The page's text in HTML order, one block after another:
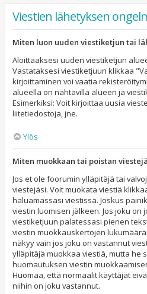
Viestien lähetyksen
Miten luon uuden viestiketjun tai
Aloittaaksesi uuden viestiketjun
Vastataksesi viestiketjuun klikkaa
kirjoittaminen voi vaatia
alueella on nähtävillä alueen ja
Esimerkiksi: Voit kirjoittaa uusia
liitetiedostoja, jne.
Ylös
Miten muokkaan tai poistan
Jos et ole foorumin ylläpitäjä tai
viestejäsi. Voit muokata viestiä
haluamassasi viestissä. Joskus
viestin luomisen jälkeen. Jos joku on
viestiketjuun palatessasi pienen
viestin muokkauskertojen
näkyy vain jos joku on vastannut
ylläpitäjä muokkaa viestiä, mutta he
huomautuksen viestin
Huomaa, että normaalit käyttäjät
niihin on joku vastannut.